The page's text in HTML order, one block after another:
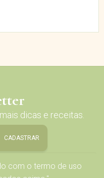
dicas e receitas.
com o termo de uso